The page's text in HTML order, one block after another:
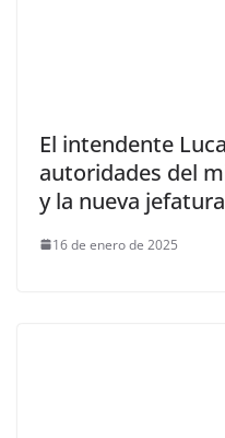
El intendente
autoridades del
y la nueva
16 de enero de 2025